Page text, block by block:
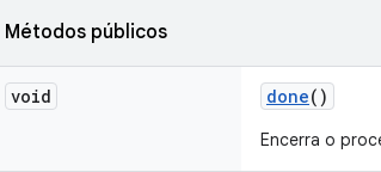
Métodos públicos
void done()
Encerra o